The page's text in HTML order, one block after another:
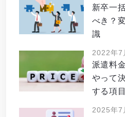
新卒一
べき？
識
2022年7
派遣料
やって
する項
2025年7